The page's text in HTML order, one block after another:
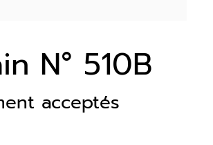
N° 510B
acceptés